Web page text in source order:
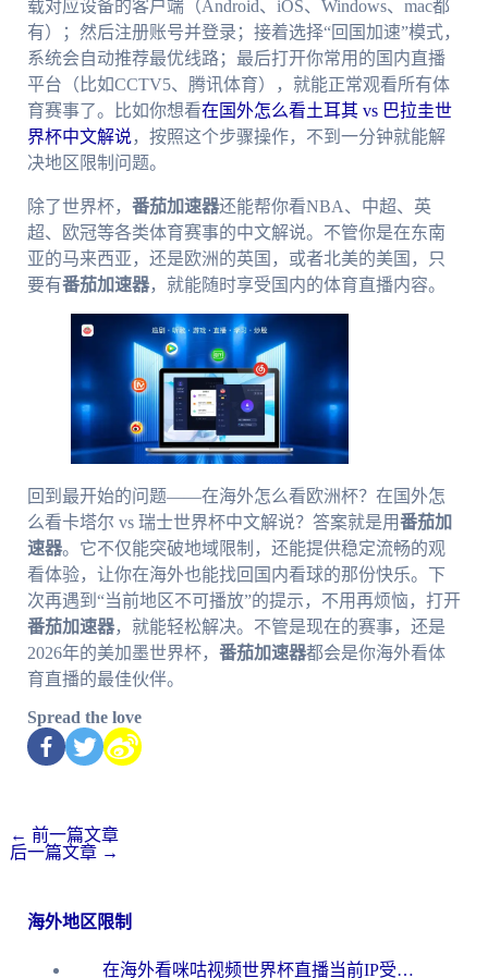
载对应设备的客户端（Android、iOS、Windows、mac都
有）；然后注册账号并登录；接着选择“回国加速”模式，
系统会自动推荐最优线路；最后打开你常用的国内直播
平台（比如CCTV5、腾讯体育），就能正常观看所有体
育赛事了。比如你想看在国外怎么看土耳其 vs 巴拉圭世
界杯中文解说，按照这个步骤操作，不到一分钟就能解
决地区限制问题。
除了世界杯， 番茄加速器还能帮你看NBA、中超、英
超、欧冠等各类体育赛事的中文解说。不管你是在东南
亚的马来西亚，还是欧洲的英国，或者北美的美国，只
要有番茄加速器，就能随时享受国内的体育直播内容。
回到最开始的问题——在海外怎么看欧洲杯？在国外怎
么看卡塔尔 vs 瑞士世界杯中文解说？答案就是用番茄加
速器。它不仅能突破地域限制，还能提供稳定流畅的观
看体验，让你在海外也能找回国内看球的那份快乐。下
次再遇到“当前地区不可播放”的提示，不用再烦恼，打开
番茄加速器，就能轻松解决。不管是现在的赛事，还是
2026年的美加墨世界杯， 番茄加速器都会是你海外看体
育直播的最佳伙伴。
Spread the love
← 前一篇文章
后一篇文章 →
海外地区限制
在海外看咪咕视频世界杯直播当前IP受限制？这篇指南帮你搞定所有体育赛事观看难题